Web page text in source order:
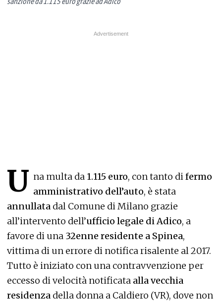
U na multa da 1.115 euro, con tanto difermo
amministrativo dell’auto, è stata
annullata dal Comune di Milano grazie
all’intervento dell’ufficio legale di Adico, a
favore di una 32enne residente a Spinea,
vittima di un errore di notifica risalente al 2017.
Tutto è iniziato con una contravvenzione per
eccesso di velocità notificata alla vecchia
residenza della donna a Caldiero (VR), dove non